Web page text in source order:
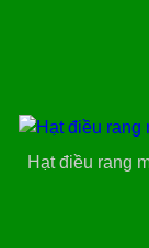
Hạt điều rang